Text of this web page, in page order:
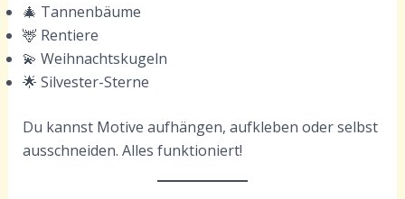
🎄 Tannenbäume
🦌 Rentiere
💫 Weihnachtskugeln
🌟 Silvester-Sterne
Du kannst Motive aufhängen, aufkleben oder selbst
ausschneiden. Alles funktioniert!